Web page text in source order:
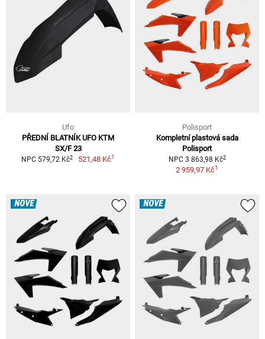
Ufo
PŘEDNÍ BLATNÍK UFO KTM
SX/F 23
NPC 579,72 Kč2 521,48 Kč1
Polisport
Kompletní plastová sada
Polisport
NPC 3 863,98 Kč2
2 959,97 Kč1
NOVÉ NOVÉ